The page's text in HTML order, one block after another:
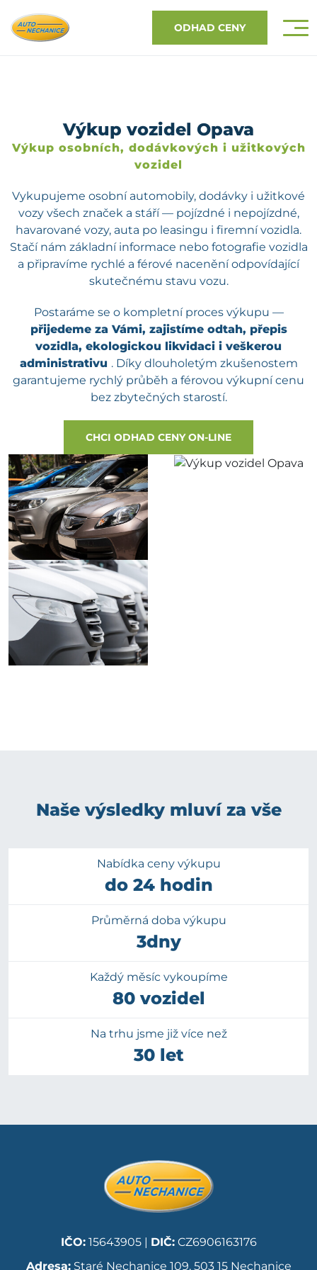
ODHAD CENY
Výkup vozidel Opava
Výkup osobních, dodávkových i užitkových
vozidel
Vykupujeme osobní automobily, dodávky i užitkové
vozy všech značek a stáří — pojízdné i nepojízdné,
havarované vozy, auta po leasingu i firemní vozidla.
Stačí nám základní informace nebo fotografie vozidla
a připravíme rychlé a férové nacenění odpovídající
skutečnému stavu vozu.
Postaráme se o kompletní proces výkupu —
přijedeme za Vámi, zajistíme odtah, přepis
vozidla, ekologickou likvidaci i veškerou
administrativu . Díky dlouholetým zkušenostem
garantujeme rychlý průběh a férovou výkupní cenu
bez zbytečných starostí.
CHCI ODHAD CENY ON-LINE
Naše výsledky mluví za vše
Nabídka ceny výkupu
do 24 hodin
Průměrná doba výkupu
3dny
Každý měsíc vykoupíme
80 vozidel
Na trhu jsme již více než
30 let
IČO:15643905 | DIČ:CZ6906163176
Adresa:Staré Nechanice 109, 503 15 Nechanice